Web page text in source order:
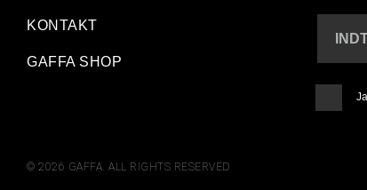
KONTAKT
GAFFA SHOP
© 2026 GAFFA. ALL RIGHTS RESERVED